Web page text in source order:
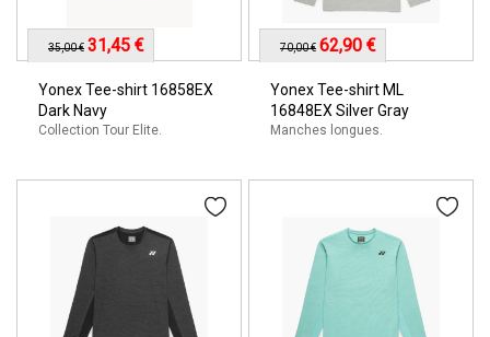
Yonex Tee-shirt 16858EX
Dark Navy
Collection Tour Elite.
35,00 € 31,45 €
Yonex Tee-shirt ML
16848EX Silver Gray
Manches longues.
70,00 € 62,90 €